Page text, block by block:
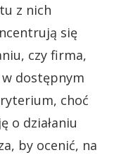
z nich
się
czy firma,
dostępnym
choć
o działaniu
by ocenić, na